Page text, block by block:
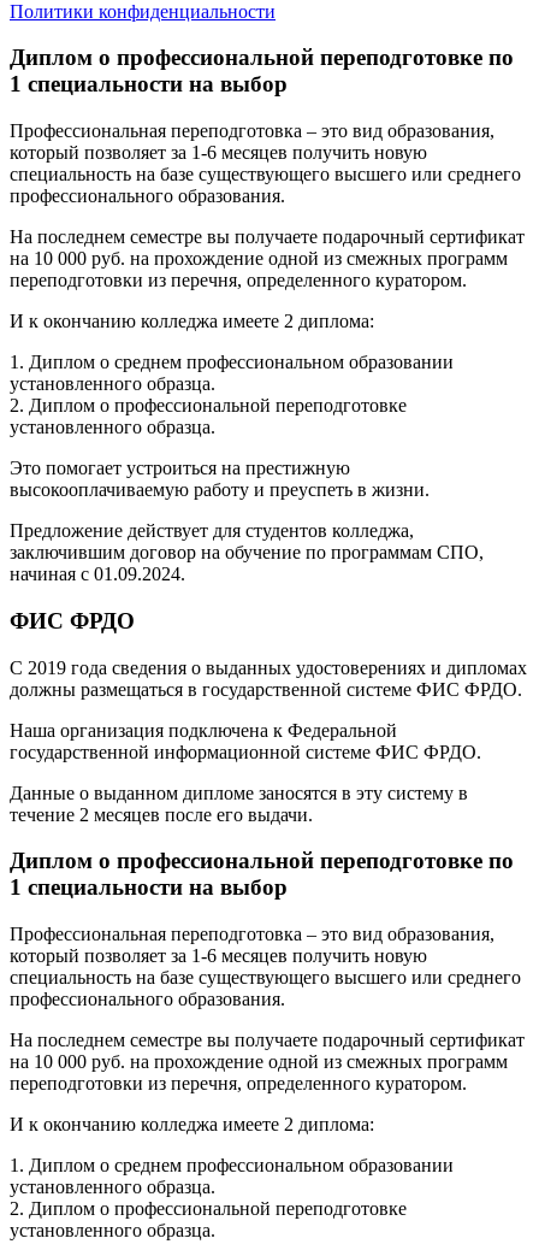
Политики конфиденциальности
Диплом о профессиональной переподготовке по
1 специальности на выбор
Профессиональная переподготовка – это вид образования,
который позволяет за 1-6 месяцев получить новую
специальность на базе существующего высшего или среднего
профессионального образования.
На последнем семестре вы получаете подарочный сертификат
на 10 000 руб. на прохождение одной из смежных программ
переподготовки из перечня, определенного куратором.
И к окончанию колледжа имеете 2 диплома:
1. Диплом о среднем профессиональном образовании
установленного образца.
2. Диплом о профессиональной переподготовке
установленного образца.
Это помогает устроиться на престижную
высокооплачиваемую работу и преуспеть в жизни.
Предложение действует для студентов колледжа,
заключившим договор на обучение по программам СПО,
начиная с 01.09.2024.
ФИС ФРДО
С 2019 года сведения о выданных удостоверениях и дипломах
должны размещаться в государственной системе ФИС ФРДО.
Наша организация подключена к Федеральной
государственной информационной системе ФИС ФРДО.
Данные о выданном дипломе заносятся в эту систему в
течение 2 месяцев после его выдачи.
Диплом о профессиональной переподготовке по
1 специальности на выбор
Профессиональная переподготовка – это вид образования,
который позволяет за 1-6 месяцев получить новую
специальность на базе существующего высшего или среднего
профессионального образования.
На последнем семестре вы получаете подарочный сертификат
на 10 000 руб. на прохождение одной из смежных программ
переподготовки из перечня, определенного куратором.
И к окончанию колледжа имеете 2 диплома:
1. Диплом о среднем профессиональном образовании
установленного образца.
2. Диплом о профессиональной переподготовке
установленного образца.